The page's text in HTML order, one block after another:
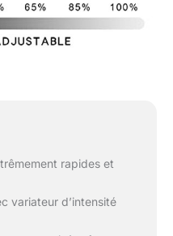
rapides et
variateur d’intensité